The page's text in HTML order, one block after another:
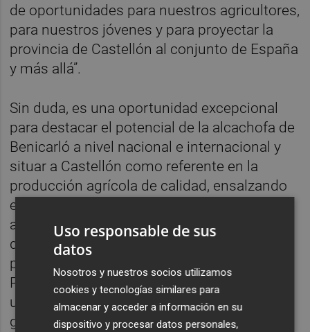
de oportunidades para nuestros agricultores,
para nuestros jóvenes y para proyectar la
provincia de Castellón al conjunto de España
y más allá”.
Sin duda, es una oportunidad excepcional
para destacar el potencial de la alcachofa de
Benicarló a nivel nacional e internacional y
situar a Castellón como referente en la
producción agrícola de calidad, ensalzando
el esfuerzo del sector, la tradición y la
apuesta constante por la excelencia. Y es
que, tal y como ha indicado el diputado
provincial, la Denominación de Origen
Protegida Alcachofa de Benicarló no es solo
un sello. “Es el resultado del esfuerzo de
generaciones de agricultores que han
Uso responsable de sus
datos
Nosotros y nuestros socios utilizamos
cookies y tecnologías similares para
almacenar y acceder a información en su
dispositivo y procesar datos personales,